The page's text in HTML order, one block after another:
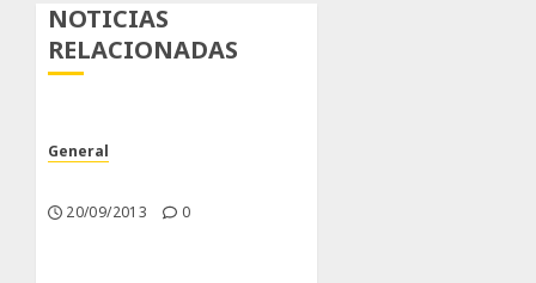
NOTICIAS
RELACIONADAS
General
20/09/2013 0